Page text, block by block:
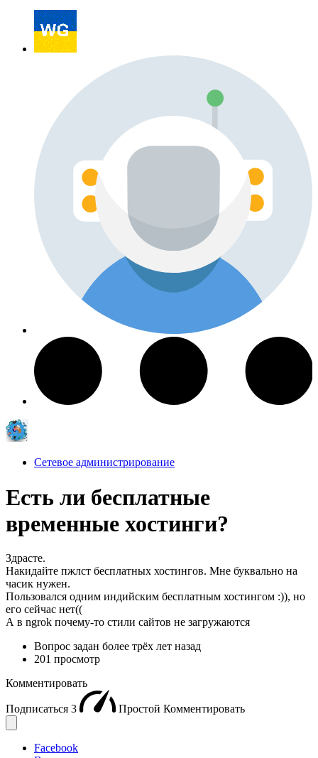
Сетевое администрирование
Есть ли бесплатные
временные хостинги?
Здрасте.
Накидайте пжлст бесплатных хостингов. Мне буквально на
часик нужен.
Пользовался одним индийским бесплатным хостингом :)), но
его сейчас нет((
А в ngrok почему-то стили сайтов не загружаются
Вопрос задан более трёх лет назад
201 просмотр
Комментировать
Подписаться 3 Простой Комментировать
Facebook